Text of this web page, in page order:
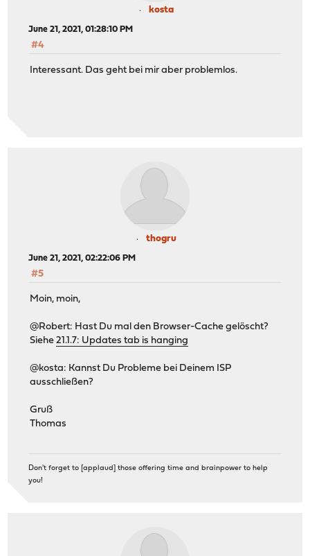
kosta
June 21, 2021, 01:28:10 PM
#4
Interessant. Das geht bei mir aber problemlos.
thogru
June 21, 2021, 02:22:06 PM
#5
Moin, moin,
@Robert: Hast Du mal den Browser-Cache gelöscht?
Siehe21.1.7: Updates tab is hanging
@kosta: Kannst Du Probleme bei Deinem ISP
ausschließen?
Gruß
Thomas
Don't forget to [applaud] those offering time and brainpower to help
you!